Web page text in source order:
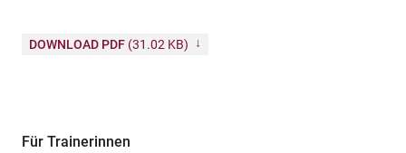
DOWNLOAD PDF (31.02 KB)
Für Trainerinnen